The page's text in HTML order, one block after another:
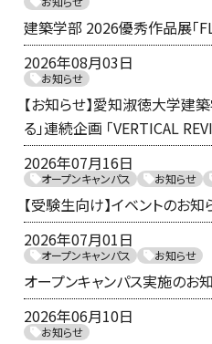
建築学部 2026優秀作品展「
2026年08月03日
お知らせ
【お知らせ】愛知淑徳大学建
る」連続企画 「VERTICAL
2026年07月16日
オープンキャンパス お知らせ
【受験生向け】イベントのお知
2026年07月01日
オープンキャンパス お知らせ
オープンキャンパス実施のお
2026年06月10日
お知らせ